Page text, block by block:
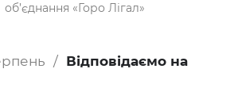
об’єднання «Горо Лігал»
Відповідаємо на